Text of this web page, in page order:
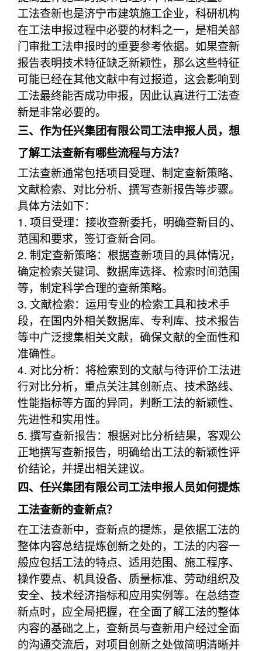
工法查新也是济宁市建筑施工企业，科研机构
在工法申报过程中必要的材料之一，是相关部
门审批工法申报时的重要参考依据。如果查新
报告表明技术特征缺乏新颖性，那么这些特征
可能已经在其他文献中有过报道，这会影响到
工法最终能否成功申报，因此认真进行工法查
新是非常必要的。
三、作为任兴集团有限公司工法申报人员，想
了解工法查新有哪些流程与方法？
工法查新通常包括项目受理、制定查新策略、
文献检索、对比分析、撰写查新报告等步骤。
具体方法如下：
1. 项目受理：接收查新委托，明确查新目的、
范围和要求，签订查新合同。
2. 制定查新策略：根据查新项目的具体情况，
确定检索关键词、数据库选择、检索时间范围
等，制定科学合理的查新策略。
3. 文献检索：运用专业的检索工具和技术手
段，在国内外相关数据库、专利库、技术报告
等中广泛搜集相关文献，确保文献的全面性和
准确性。
4. 对比分析：将检索到的文献与待评价工法进
行对比分析，重点关注其创新点、技术路线、
性能指标等方面的异同，判断工法的新颖性、
先进性和实用性。
5. 撰写查新报告：根据对比分析结果，客观公
正地撰写查新报告，明确给出工法的新颖性评
价结论，并提出相关建议。
四、任兴集团有限公司工法申报人员如何提炼
工法查新的查新点？
在工法查新中，查新点的提炼，是依据工法的
整体内容总结提炼创新之处的，工法的内容一
般应包括工法的特点、适用范围、施工程序、
操作要点、机具设备、质量标准、劳动组织及
安全、技术经济指标和应用实例等。在总结查
新点时，应全局把握，在全面了解工法的整体
内容的基础之上，查新员与查新用户经过全面
的沟通交流后，对项目创新之处做简明清晰并